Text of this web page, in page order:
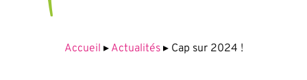
Accueil ▸ Actualités▸ Cap sur 2024 !